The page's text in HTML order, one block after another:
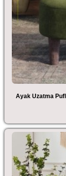
Ayak Uzatma